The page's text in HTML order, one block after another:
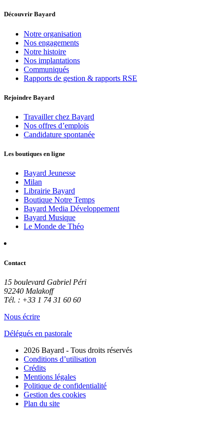
Découvrir Bayard
Notre organisation
Nos engagements
Notre histoire
Nos implantations
Communiqués
Rapports de gestion & rapports RSE
Rejoindre Bayard
Travailler chez Bayard
Nos offres d’emplois
Candidature spontanée
Les boutiques en ligne
Bayard Jeunesse
Milan
Librairie Bayard
Boutique Notre Temps
Bayard Media Développement
Bayard Musique
Le Monde de Théo
Contact
15 boulevard Gabriel Péri
92240 Malakoff
Tél. : +33 1 74 31 60 60
Nous écrire
Délégués en pastorale
2026 Bayard - Tous droits réservés
Conditions d’utilisation
Crédits
Mentions légales
Politique de confidentialité
Gestion des cookies
Plan du site